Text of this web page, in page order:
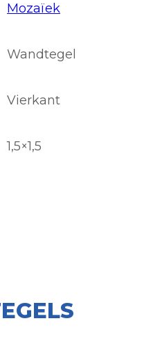
Mozaïek
Wandtegel
Vierkant
1,5×1,5